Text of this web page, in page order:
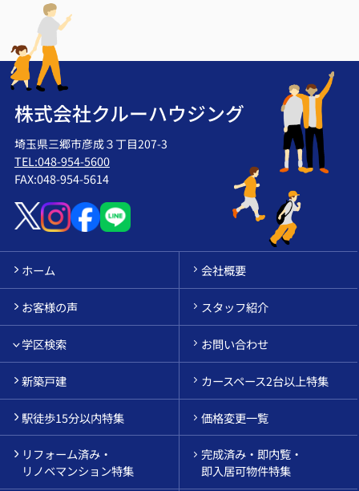
株式会社クルーハウジング
埼玉県三郷市彦成３丁目207-3
TEL:048-954-5600
FAX:048-954-5614
ホーム 会社概要
お客様の声 スタッフ紹介
学区検索 お問い合わせ
新築戸建 カースペース2台以上特集
駅徒歩15分以内特集 価格変更一覧
リフォーム済み・
リノベマンション特集
完成済み・即内覧・
即入居可物件特集